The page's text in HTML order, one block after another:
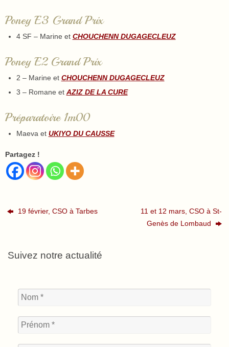
Poney E3 Grand Prix
4 SF – Marine et CHOUCHENN DUGAGECLEUZ
Poney E2 Grand Prix
2 – Marine et CHOUCHENN DUGAGECLEUZ
3 – Romane et AZIZ DE LA CURE
Préparatoire 1m00
Maeva et UKIYO DU CAUSSE
Partagez !
19 février, CSO à Tarbes
11 et 12 mars, CSO à St-
Genès de Lombaud
Suivez notre actualité